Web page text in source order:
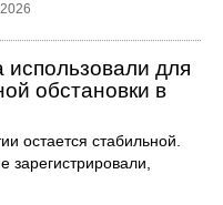
для
обстановки в
остается стабильной.
зарегистрировали,